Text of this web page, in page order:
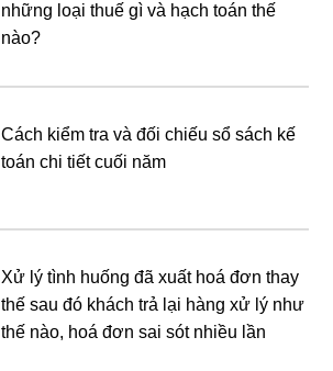
những loại thuế gì và hạch toán thế
nào?
Cách kiểm tra và đối chiếu sổ sách kế
toán chi tiết cuối năm
Xử lý tình huống đã xuất hoá đơn thay
thế sau đó khách trả lại hàng xử lý như
thế nào, hoá đơn sai sót nhiều lần